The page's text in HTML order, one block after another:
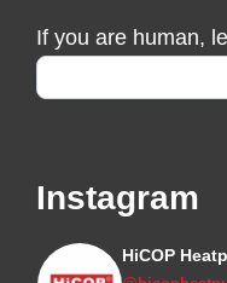
If you are human,
Instagram
HiCOP